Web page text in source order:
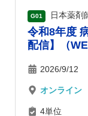
G01 日本薬剤
令和8年度
配信】（
2026/9/12
オンライン
4単位